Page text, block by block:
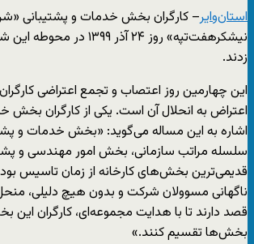
استان‌وایر– کارگران بخش خدمات و پشتیبانی
نیشکرهفت‌تپه» روز ۲۴ آذر
زدند.
این چهارمین روز اعتصاب و تجمع اعتراضی
اعتراض به انحلال آن است. یکی از کارگران بخش
اشاره به این مساله می‌گوید: «بخش خدمات و
سلسله‌ مراتب سازمانی، بخش امور مهندسی و
قدیمی‌ترین بخش‌های کارخانه از زمان تاسیس
ناگهانی مسوولان شرکت و بدون هیچ دلیلی،
قصد دارند تا با هدایت مجموعه‌ای، کارگران این
بخش‌ها تقسیم کنند.»